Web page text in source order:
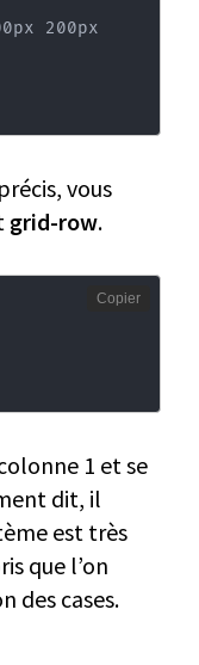
200px
vous
grid-row.
Copier
1 et se
dit, il
est très
que l’on
des cases.